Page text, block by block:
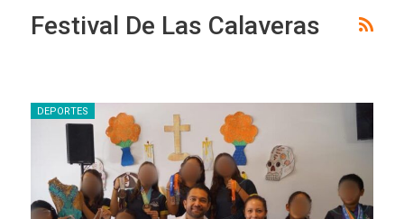
Festival De Las Calaveras
DEPORTES